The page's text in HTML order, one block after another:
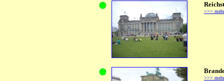
>>> mehr
>>> mehr